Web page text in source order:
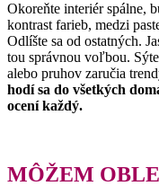
Okoreňte interiér spálne,
kontrast farieb, medzi
Odlíšte sa od ostatných.
tou správnou voľbou.
alebo pruhov zaručia
hodí sa do všetkých
ocení každý.
MÔŽEM